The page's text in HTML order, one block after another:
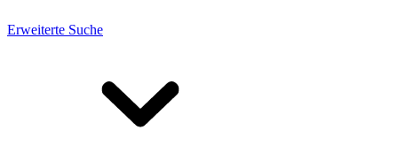
Erweiterte Suche